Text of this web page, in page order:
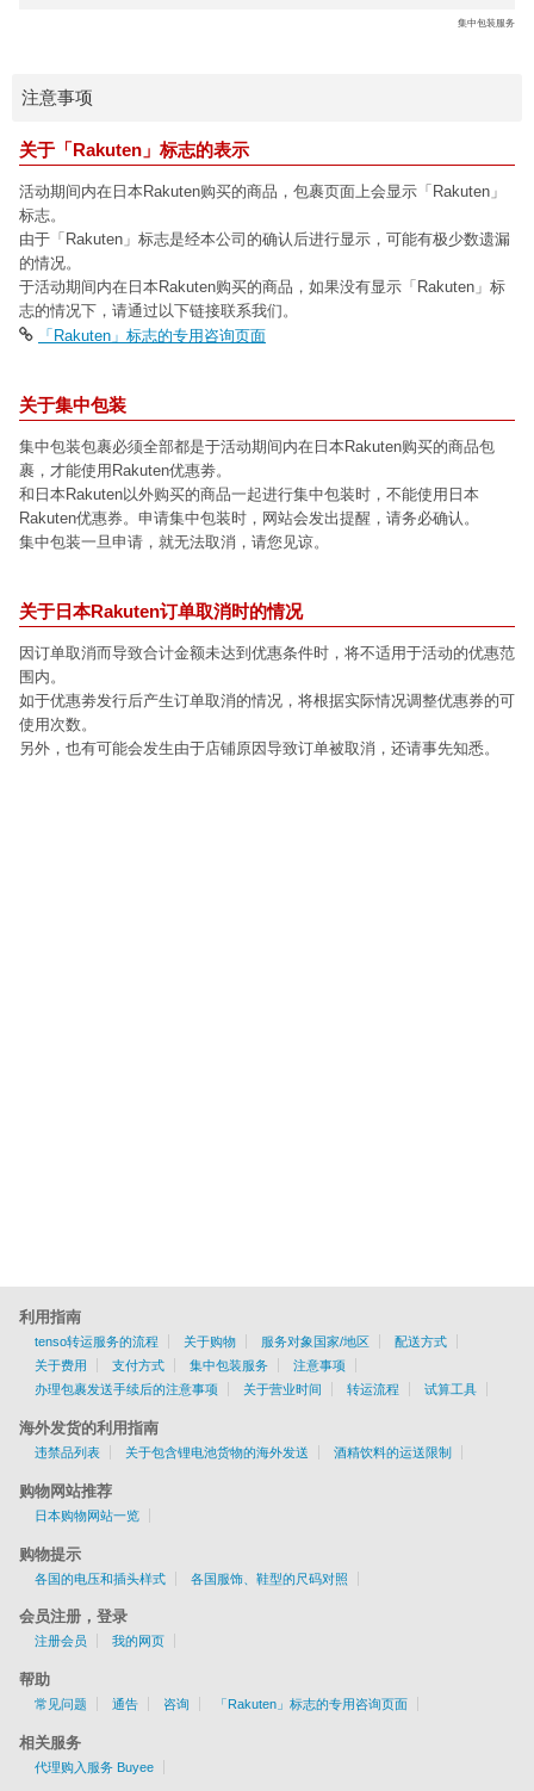
集中包装服务
注意事项
关于「Rakuten」标志的表示
活动期间内在日本Rakuten购买的商品，包裹页面上会显示「Rakuten」
标志。
由于「Rakuten」标志是经本公司的确认后进行显示，可能有极少数遗漏
的情况。
于活动期间内在日本Rakuten购买的商品，如果没有显示「Rakuten」标
志的情况下，请通过以下链接联系我们。
「Rakuten」标志的专用咨询页面
关于集中包装
集中包装包裹必须全部都是于活动期间内在日本Rakuten购买的商品包
裹，才能使用Rakuten优惠劵。
和日本Rakuten以外购买的商品一起进行集中包装时，不能使用日本
Rakuten优惠券。申请集中包装时，网站会发出提醒，请务必确认。
集中包装一旦申请，就无法取消，请您见谅。
关于日本Rakuten订单取消时的情况
因订单取消而导致合计金额未达到优惠条件时，将不适用于活动的优惠范
围内。
如于优惠劵发行后产生订单取消的情况，将根据实际情况调整优惠券的可
使用次数。
另外，也有可能会发生由于店铺原因导致订单被取消，还请事先知悉。
利用指南
tenso转运服务的流程 关于购物 服务对象国家/地区
配送方式
关于费用
支付方式 集中包装服务
注意事项
办理包裹发送手续后的注意事项
关于营业时间 转运流程 试算工具
海外发货的利用指南
违禁品列表 关于包含锂电池货物的海外发送 酒精饮料的运送限制
购物网站推荐
日本购物网站一览
购物提示
各国的电压和插头样式 各国服饰、鞋型的尺码对照
会员注册，登录
注册会员 我的网页
帮助
常见问题 通告 咨询 「Rakuten」标志的专用咨询页面
相关服务
代理购入服务 Buyee